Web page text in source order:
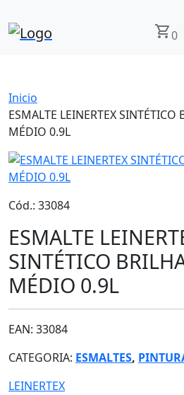
shopping_cart0
Inicio
ESMALTE LEINERTEX SINTÉTICO
MÉDIO 0.9L
Cód.: 33084
ESMALTE
SINTÉTICO
MÉDIO 0.9L
EAN: 33084
CATEGORIA: ESMALTES,
LEINERTEX